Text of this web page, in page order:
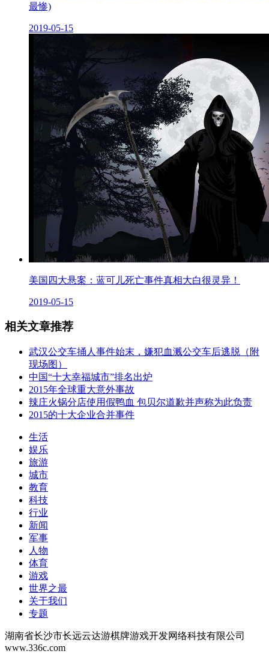
最惨)
2019-05-15
美国四大悬案：蓝可儿死亡事件真相大白很灵异！
2019-05-15
相关文章推荐
武汉公交车捅人事件始末，嫌犯血溅公交车后逃脱（附
现场图）
中国“十大幸福城市”排名出炉
2015年全球重大意外事故
辣庄火锅分店使用假鸭血 包贝尔道歉并声称为此负责
2015的十大企业合并事件
生活
娱乐
旅游
城市
教育
科技
行业
新闻
军事
人物
体育
游戏
世界之最
关于我们
专题
湖南省长沙市长远云达游棋牌游戏开发网络科技有限公司
www.336c.com